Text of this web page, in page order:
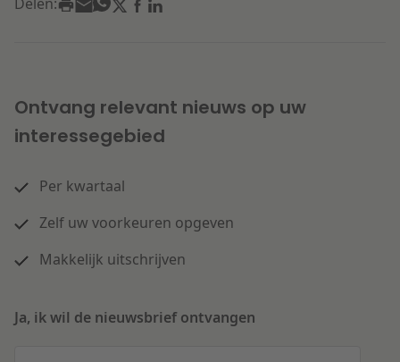
Ontvang relevant nieuws op uw
interessegebied
Per kwartaal
Zelf uw voorkeuren opgeven
Makkelijk uitschrijven
Ja, ik wil de nieuwsbrief ontvangen